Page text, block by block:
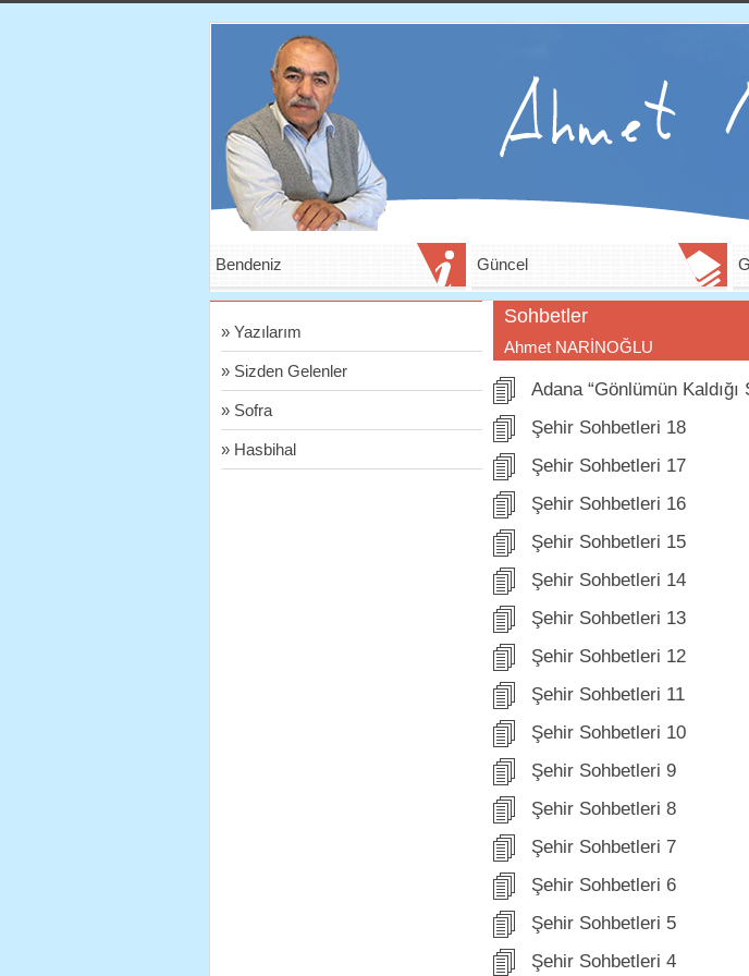
Bendeniz Güncel
» Yazılarım
» Sizden Gelenler
» Sofra
» Hasbihal
Sohbetler
Ahmet NARİNOĞLU
Adana “Gönlümün
Şehir Sohbetleri 18
Şehir Sohbetleri 17
Şehir Sohbetleri 16
Şehir Sohbetleri 15
Şehir Sohbetleri 14
Şehir Sohbetleri 13
Şehir Sohbetleri 12
Şehir Sohbetleri 11
Şehir Sohbetleri 10
Şehir Sohbetleri 9
Şehir Sohbetleri 8
Şehir Sohbetleri 7
Şehir Sohbetleri 6
Şehir Sohbetleri 5
Şehir Sohbetleri 4